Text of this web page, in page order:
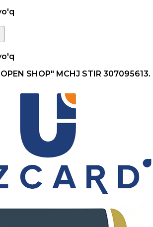
SHOP" MCHJ STIR 307095613.